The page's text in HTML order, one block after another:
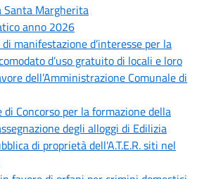
Santa Margherita
anno 2026
manifestazione d’interesse per la
d’uso gratuito di locali e loro
dell’Amministrazione Comunale di
di Concorso per la formazione della
degli alloggi di Edilizia
di proprietà dell'A.T.E.R. siti nel